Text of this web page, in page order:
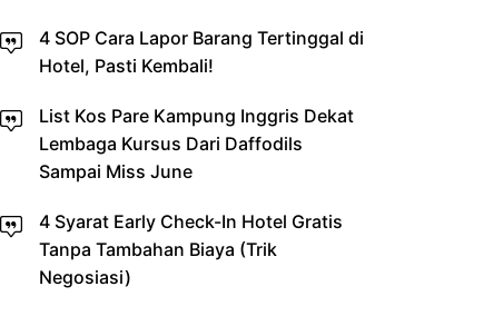
4 SOP Cara Lapor Barang Tertinggal di
Hotel, Pasti Kembali!
List Kos Pare Kampung Inggris Dekat
Lembaga Kursus Dari Daffodils
Sampai Miss June
4 Syarat Early Check-In Hotel Gratis
Tanpa Tambahan Biaya (Trik
Negosiasi)